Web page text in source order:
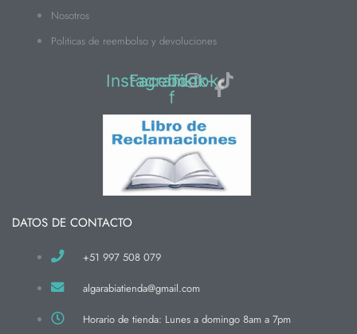
Nosotros
Politicas de reembolso y devoluciones
Instagram
Facebook-
f
Tiktok
DATOS DE CONTACTO
+51 997 508 079
algarabiatienda@gmail.com
Horario de tienda: Lunes a domingo 8am a 7pm